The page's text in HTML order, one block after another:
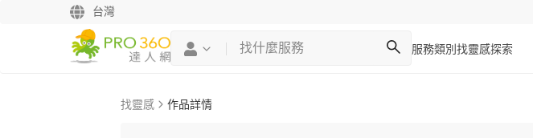
台灣
服務類別 找靈感探索
找靈感 作品詳情